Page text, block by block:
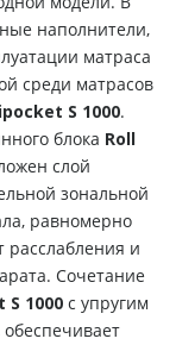
наполнители,
матраса
среди матрасов
S 1000.
блока Roll
слой
зональной
равномерно
и
Сочетание
1000 с упругим